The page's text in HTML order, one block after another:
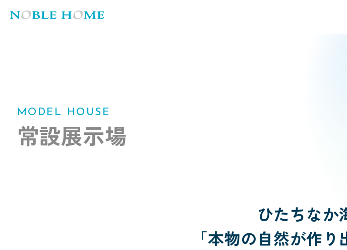
MODEL HOUSE
常設展示場
ひたちなか
「本物の自然が作り